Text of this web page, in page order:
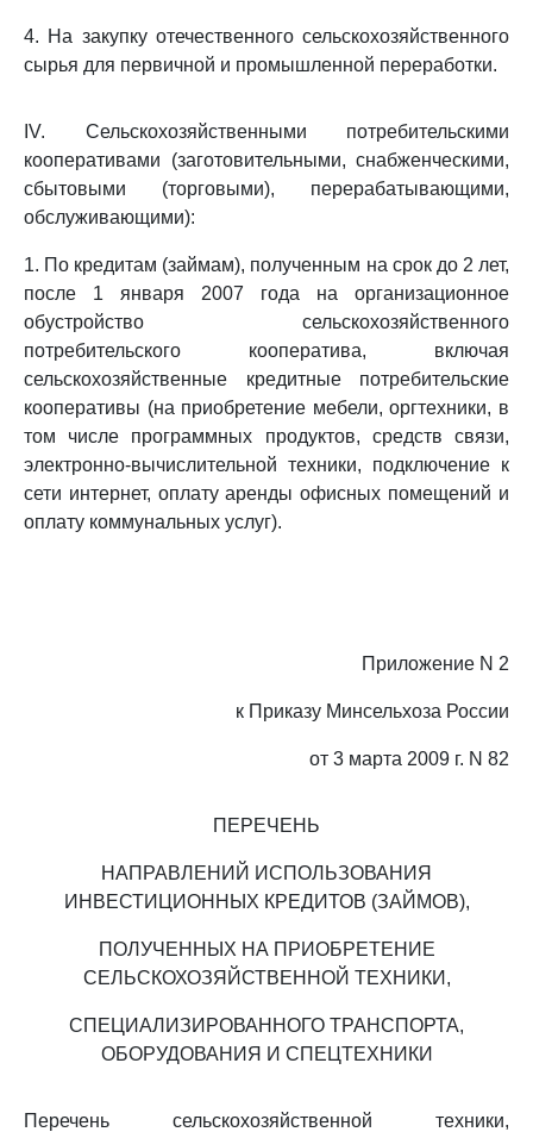
4. На закупку отечественного сельскохозяйственного
сырья для первичной и промышленной переработки.
IV. Сельскохозяйственными потребительскими
кооперативами (заготовительными, снабженческими,
сбытовыми (торговыми), перерабатывающими,
обслуживающими):
1. По кредитам (займам), полученным на срок до 2 лет,
после 1 января 2007 года на организационное
обустройство сельскохозяйственного
потребительского кооператива, включая
сельскохозяйственные кредитные потребительские
кооперативы (на приобретение мебели, оргтехники, в
том числе программных продуктов, средств связи,
электронно-вычислительной техники, подключение к
сети интернет, оплату аренды офисных помещений и
оплату коммунальных услуг).
Приложение N 2
к Приказу Минсельхоза России
от 3 марта 2009 г. N 82
ПЕРЕЧЕНЬ
НАПРАВЛЕНИЙ ИСПОЛЬЗОВАНИЯ
ИНВЕСТИЦИОННЫХ КРЕДИТОВ (ЗАЙМОВ),
ПОЛУЧЕННЫХ НА ПРИОБРЕТЕНИЕ
СЕЛЬСКОХОЗЯЙСТВЕННОЙ ТЕХНИКИ,
СПЕЦИАЛИЗИРОВАННОГО ТРАНСПОРТА,
ОБОРУДОВАНИЯ И СПЕЦТЕХНИКИ
Перечень сельскохозяйственной техники,